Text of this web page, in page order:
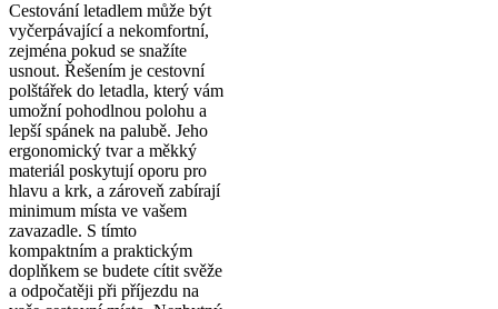
Cestování letadlem může být
vyčerpávající a nekomfortní,
zejména pokud se snažíte
usnout. Řešením je cestovní
polštářek do letadla, který vám
umožní pohodlnou polohu a
lepší spánek na palubě. Jeho
ergonomický tvar a měkký
materiál poskytují oporu pro
hlavu a krk, a zároveň zabírají
minimum místa ve vašem
zavazadle. S tímto
kompaktním a praktickým
doplňkem se budete cítit svěže
a odpočatěji při příjezdu na